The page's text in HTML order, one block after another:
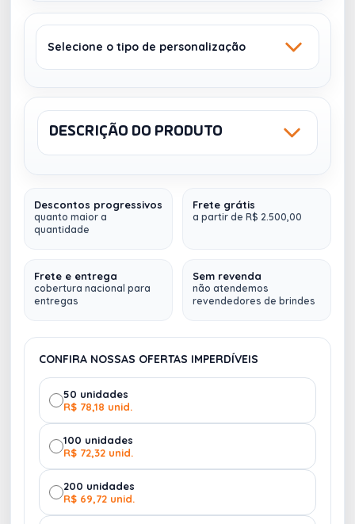
Sem estoque Sem estoque
Sem estoque
Selecione o tipo de personalização
DESCRIÇÃO DO PRODUTO
Garrafa Térmica Inox 500ml com acabamento
brilhante. Contém tampa de vedação rosqueável
Material: Inox
Altura: 26,7 cm
Peso: 294 g
Fazemos múltiplos envios (
Brasil)
Descontos progressivos
quanto maior a
quantidade
Frete grátis
a partir de R$ 2.500,00
Frete e entrega
cobertura nacional para
entregas
Sem revenda
não atendemos
revendedores de brindes
CONFIRA NOSSAS OFERTAS IMPERDÍVEIS
50 unidades
R$ 78,18 unid.
100 unidades
R$ 72,32 unid.
200 unidades
R$ 69,72 unid.